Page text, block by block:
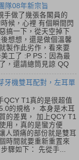
隊08年新宗旨
手做了幾張各閣員的
候，心裡 有個瞬間閃
搞一下，從天空掉下
想想，還是做個溫馨
製作此劣作，看來要
工了 :P PS：因為最
，還請總筒見諒 QQ
牙機雙耳配對，左耳單
QCY T1真的是很超值
的規格， 本身是木耳
的差異， 加上QCY T1
用，真的是蠻方便
人頭痛的部份就是雙耳
時間就要重新重置來
驟如下： 先從手...